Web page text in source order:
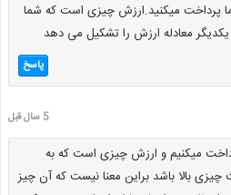
میکنید.ارزش چیزی است که شما
یکدیگر معادله ارزش را تشکیل می دهد
پاسخ
5 سال قبل
میکنیم و ارزش چیزی است که به
بالا باشد براین معنا نیست که آن چیز